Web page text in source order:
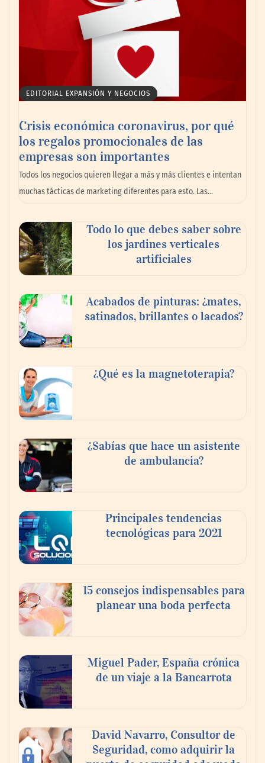
Reforestando con el Corazón regresa a
Sierra de Guadalupe
La cartera vencida hipotecaria aumenta al
doble de velocidad que la cartera sana en
experiencia desde mediodía hasta el
anochecer con cocina abierta
El nuevo mapa de zonas tensionadas abre
inquilinos en Cataluña
La luz roja, el nuevo aftersun, actúa en la
recuperación de la piel después del sol
EDITORIAL EXPANSIÓN Y NEGOCIOS
Crisis económica coronavirus, por qué
los regalos promocionales de las
empresas son importantes
Todos los negocios quieren llegar a más y más clientes e intentan
muchas tácticas de marketing diferentes para esto. Las…
Todo lo que debes saber sobre
los jardines verticales
artificiales
Acabados de pinturas: ¿mates,
satinados, brillantes o lacados?
¿Qué es la magnetoterapia?
¿Sabías que hace un asistente
de ambulancia?
Principales tendencias
tecnológicas para 2021
15 consejos indispensables para
planear una boda perfecta
Miguel Pader, España crónica
de un viaje a la Bancarrota
David Navarro, Consultor de
Seguridad, como adquirir la